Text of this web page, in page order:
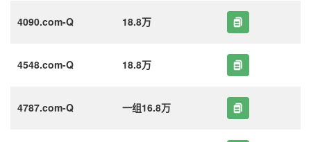
4090.com-Q 18.8万
4548.com-Q 18.8万
4787.com-Q 一组16.8万